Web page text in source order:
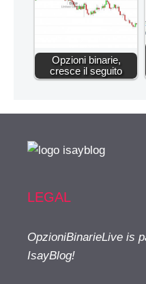
Opzioni binarie,
cresce il seguito
LEGAL
OpzioniBinarieLive is
IsayBlog!